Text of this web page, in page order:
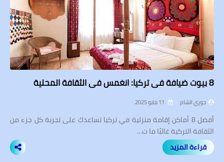
8 بيوت ضيافة في تركيا: انغمس في الثقافة المحلية
جوري الشام
أفضل 8 أماكن إقامة منزلية في تركيا تساعدك على تجربة كل جزء من
الثقافة التركية غالبًا ما ت…
قراءة المزيد